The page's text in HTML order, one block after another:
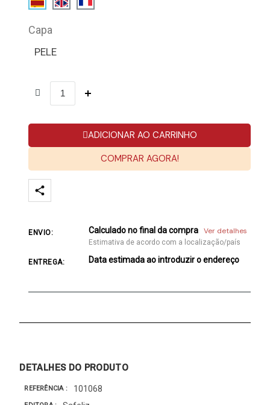
Capa
PELE
ADICIONAR AO CARRINHO
COMPRAR AGORA!
ENVIO: Calculado no final da compra Ver detalhes
Estimativa de acordo com a localização/país
ENTREGA: Data estimada ao introduzir o endereço
DETALHES DO PRODUTO
REFERÊNCIA 101068